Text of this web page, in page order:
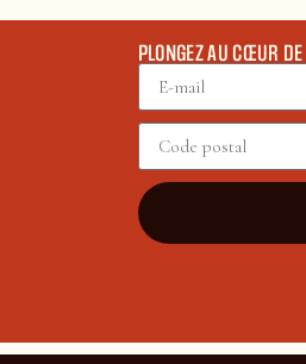
PLONGEZ AU CŒUR